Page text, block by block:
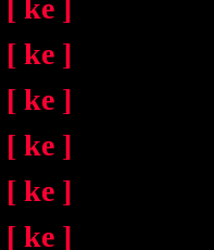
[ ke ]
[ ke ]
[ ke ]
[ ke ]
[ ke ]
[ ke ]